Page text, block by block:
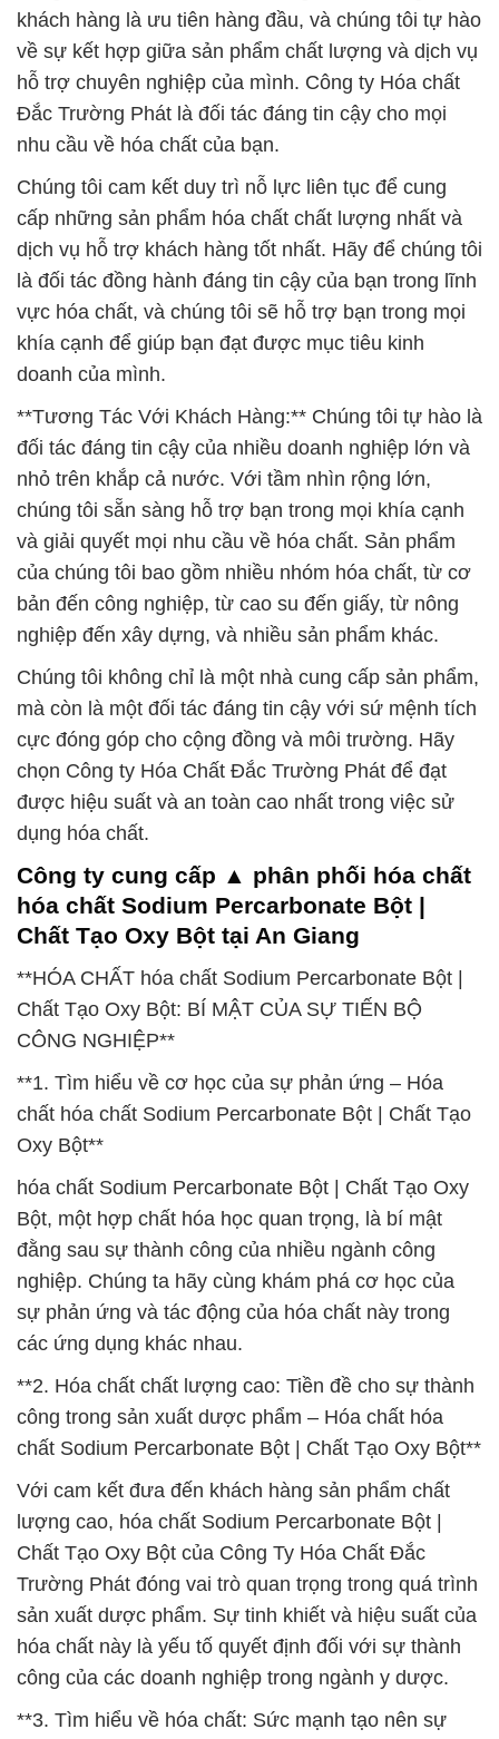
khách hàng là ưu tiên hàng đầu, và chúng tôi tự hào
về sự kết hợp giữa sản phẩm chất lượng và dịch vụ
hỗ trợ chuyên nghiệp của mình. Công ty Hóa chất
Đắc Trường Phát là đối tác đáng tin cậy cho mọi
nhu cầu về hóa chất của bạn.
Chúng tôi cam kết duy trì nỗ lực liên tục để cung
cấp những sản phẩm hóa chất chất lượng nhất và
dịch vụ hỗ trợ khách hàng tốt nhất. Hãy để chúng tôi
là đối tác đồng hành đáng tin cậy của bạn trong lĩnh
vực hóa chất, và chúng tôi sẽ hỗ trợ bạn trong mọi
khía cạnh để giúp bạn đạt được mục tiêu kinh
doanh của mình.
**Tương Tác Với Khách Hàng:** Chúng tôi tự hào là
đối tác đáng tin cậy của nhiều doanh nghiệp lớn và
nhỏ trên khắp cả nước. Với tầm nhìn rộng lớn,
chúng tôi sẵn sàng hỗ trợ bạn trong mọi khía cạnh
và giải quyết mọi nhu cầu về hóa chất. Sản phẩm
của chúng tôi bao gồm nhiều nhóm hóa chất, từ cơ
bản đến công nghiệp, từ cao su đến giấy, từ nông
nghiệp đến xây dựng, và nhiều sản phẩm khác.
Chúng tôi không chỉ là một nhà cung cấp sản phẩm,
mà còn là một đối tác đáng tin cậy với sứ mệnh tích
cực đóng góp cho cộng đồng và môi trường. Hãy
chọn Công ty Hóa Chất Đắc Trường Phát để đạt
được hiệu suất và an toàn cao nhất trong việc sử
dụng hóa chất.
Công ty cung cấp ▲ phân phối hóa chất
hóa chất Sodium Percarbonate Bột |
Chất Tạo Oxy Bột tại An Giang
**HÓA CHẤT hóa chất Sodium Percarbonate Bột |
Chất Tạo Oxy Bột: BÍ MẬT CỦA SỰ TIẾN BỘ
CÔNG NGHIỆP**
**1. Tìm hiểu về cơ học của sự phản ứng – Hóa
chất hóa chất Sodium Percarbonate Bột | Chất Tạo
Oxy Bột**
hóa chất Sodium Percarbonate Bột | Chất Tạo Oxy
Bột, một hợp chất hóa học quan trọng, là bí mật
đằng sau sự thành công của nhiều ngành công
nghiệp. Chúng ta hãy cùng khám phá cơ học của
sự phản ứng và tác động của hóa chất này trong
các ứng dụng khác nhau.
**2. Hóa chất chất lượng cao: Tiền đề cho sự thành
công trong sản xuất dược phẩm – Hóa chất hóa
chất Sodium Percarbonate Bột | Chất Tạo Oxy Bột**
Với cam kết đưa đến khách hàng sản phẩm chất
lượng cao, hóa chất Sodium Percarbonate Bột |
Chất Tạo Oxy Bột của Công Ty Hóa Chất Đắc
Trường Phát đóng vai trò quan trọng trong quá trình
sản xuất dược phẩm. Sự tinh khiết và hiệu suất của
hóa chất này là yếu tố quyết định đối với sự thành
công của các doanh nghiệp trong ngành y dược.
**3. Tìm hiểu về hóa chất: Sức mạnh tạo nên sự